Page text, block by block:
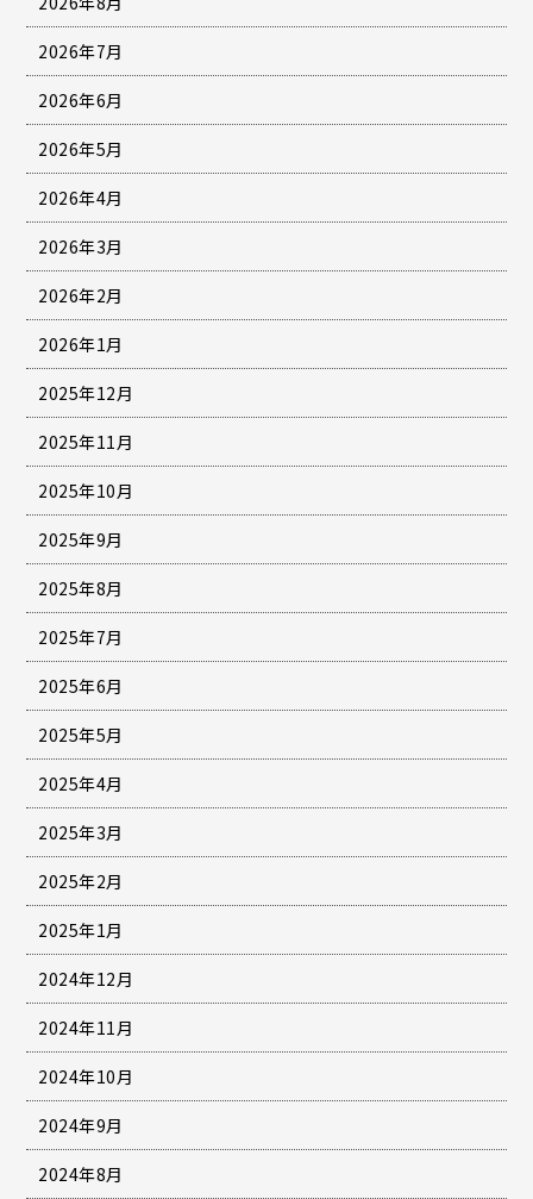
2026年7月
2026年6月
2026年5月
2026年4月
2026年3月
2026年2月
2026年1月
2025年12月
2025年11月
2025年10月
2025年9月
2025年8月
2025年7月
2025年6月
2025年5月
2025年4月
2025年3月
2025年2月
2025年1月
2024年12月
2024年11月
2024年10月
2024年9月
2024年8月